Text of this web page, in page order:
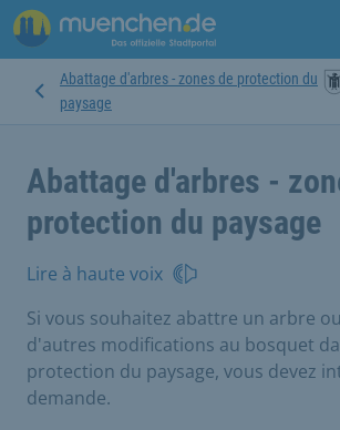
Abattage d'arbres - zones de protection du
paysage
Abattage d'arbres -
protection du paysage
Lire à haute voix
Si vous souhaitez abattre un arbre
d'autres modifications au bosquet
protection du paysage, vous devez
demande.